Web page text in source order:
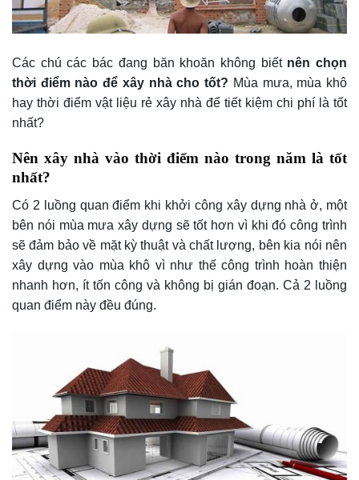
Các chú các bác đang băn khoăn không biết nên chọn
thời điểm nào để xây nhà cho tốt? Mùa mưa, mùa khô
hay thời điểm vật liệu rẻ xây nhà để tiết kiệm chi phí là tốt
nhất?
Nên xây nhà vào thời điểm nào trong năm là tốt
nhất?
Có 2 luồng quan điểm khi khởi công xây dựng nhà ở, một
bên nói mùa mưa xây dựng sẽ tốt hơn vì khi đó công trình
sẽ đảm bảo về mặt kỳ thuật và chất lượng, bên kia nói nên
xây dựng vào mùa khô vì như thế công trình hoàn thiện
nhanh hơn, ít tốn công và không bị gián đoạn. Cả 2 luồng
quan điểm này đều đúng.